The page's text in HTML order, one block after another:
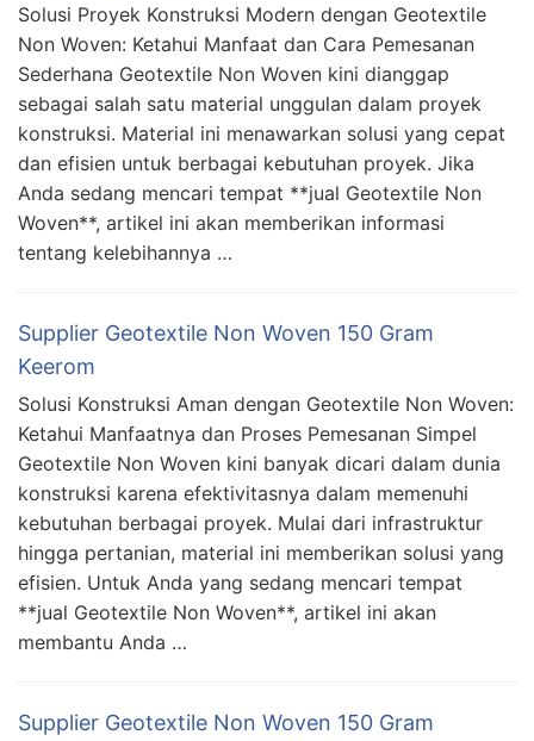
Solusi Proyek Konstruksi Modern dengan Geotextile
Non Woven: Ketahui Manfaat dan Cara Pemesanan
Sederhana Geotextile Non Woven kini dianggap
sebagai salah satu material unggulan dalam proyek
konstruksi. Material ini menawarkan solusi yang cepat
dan efisien untuk berbagai kebutuhan proyek. Jika
Anda sedang mencari tempat **jual Geotextile Non
Woven**, artikel ini akan memberikan informasi
tentang kelebihannya …
Supplier Geotextile Non Woven 150 Gram
Keerom
Solusi Konstruksi Aman dengan Geotextile Non Woven:
Ketahui Manfaatnya dan Proses Pemesanan Simpel
Geotextile Non Woven kini banyak dicari dalam dunia
konstruksi karena efektivitasnya dalam memenuhi
kebutuhan berbagai proyek. Mulai dari infrastruktur
hingga pertanian, material ini memberikan solusi yang
efisien. Untuk Anda yang sedang mencari tempat
**jual Geotextile Non Woven**, artikel ini akan
membantu Anda …
Supplier Geotextile Non Woven 150 Gram